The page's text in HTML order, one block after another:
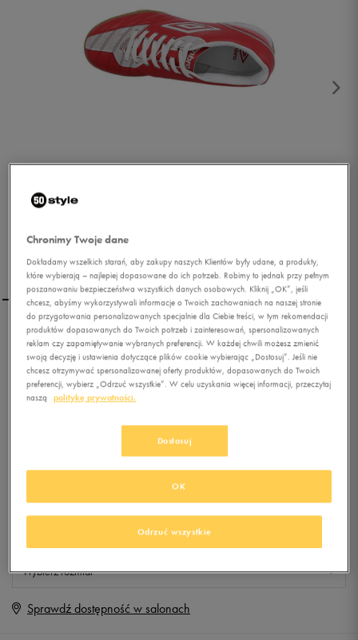
UMBRO DECCO IC
0.0( 0 )
z Vat
KLUBIE 50 STYLE
Produkt niedostępny
Jeśli artykuł będzie ponownie dostępny, otrzymasz od nas powiadomienie.
Wybierz rozmiar
Rozmiary EU
Sprawdź dostępność w salonach
Chronimy Twoje dane
Dokładamy wszelkich starań, aby zakupy naszych Klientów były udane, a produkty,
które wybierają – najlepiej dopasowane do ich potrzeb. Robimy to jednak przy pełnym
poszanowaniu bezpieczeństwa wszystkich danych osobowych. Kliknij „OK”, jeśli
chcesz, abyśmy wykorzystywali informacje o Twoich zachowaniach na naszej stronie
do przygotowania personalizowanych specjalnie dla Ciebie treści, w tym rekomendacji
produktów dopasowanych do Twoich potrzeb i zainteresowań, spersonalizowanych
reklam czy zapamiętywanie wybranych preferencji. W każdej chwili możesz zmienić
swoją decyzję i ustawienia dotyczące plików cookie wybierając „Dostosuj”. Jeśli nie
chcesz otrzymywać spersonalizowanej oferty produktów, dopasowanych do Twoich
preferencji, wybierz „Odrzuć wszystkie”. W celu uzyskania więcej informacji, przeczytaj
naszą
politykę prywatności.
Dostosuj
Odrzuć wszystkie
OK